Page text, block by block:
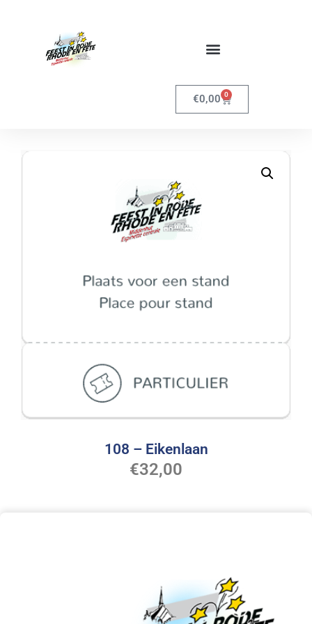
€0,00 0
108 – Eikenlaan
€32,00